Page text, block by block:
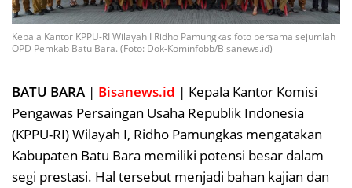
Kepala Kantor KPPU-RI Wilayah I Ridho Pamungkas foto bersama sejumlah
OPD Pemkab Batu Bara. (Foto: Dok-Kominfobb/Bisanews.id)
BATU BARA | Bisanews.id | Kepala Kantor Komisi
Pengawas Persaingan Usaha Republik Indonesia
(KPPU-RI) Wilayah I, Ridho Pamungkas mengatakan
Kabupaten Batu Bara memiliki potensi besar dalam
segi prestasi. Hal tersebut menjadi bahan kajian dan